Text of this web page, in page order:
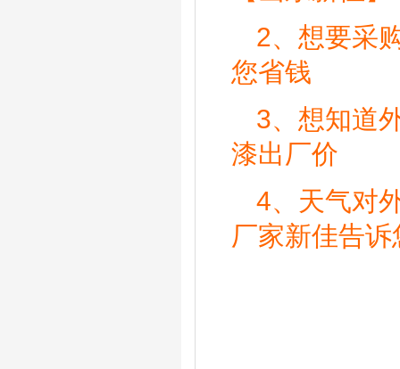
2、 想要采
您省钱
3、 想知道
漆出厂价
4、 天气对
厂家新佳告